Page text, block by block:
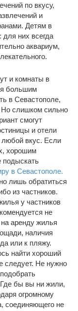
по вкусу,
и
Детям в
для них всегда
аквариум,
и комнаты в
большим
в Севастополе,
Но слишком сильно
смогут
и отели
любой вкус. Если
хорошим
подыскать
в Севастополе.
лишь обратиться
из частников.
у частников
не
аренду жилья
наличия
или к пляжу.
найти хороший
следует. Не нужно
бы вы ни жили,
огромному
соединяющего не